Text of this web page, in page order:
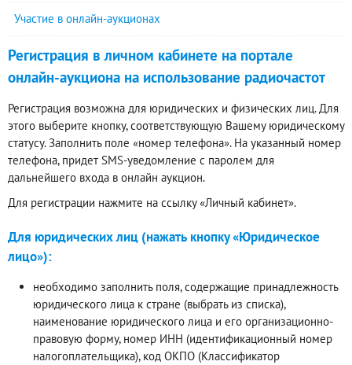
Участие в онлайн-аукционах
Регистрация в личном кабинете на портале
онлайн-аукциона на использование радиочастот
Регистрация возможна для юридических и физических лиц. Для
этого выберите кнопку, соответствующую Вашему юридическому
статусу. Заполнить поле «номер телефона». На указанный номер
телефона, придет SMS-уведомление с паролем для
дальнейшего входа в онлайн аукцион.
Для регистрации нажмите на ссылку «Личный кабинет».
Для юридических лиц (нажать кнопку «Юридическое
лицо»):
необходимо заполнить поля, содержащие принадлежность
юридического лица к стране (выбрать из списка),
наименование юридического лица и его организационно-
правовую форму, номер ИНН (идентификационный номер
налогоплательщика), код ОКПО (Классификатор